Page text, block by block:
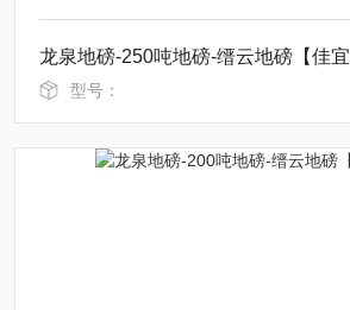
龙泉地磅-250吨地磅-缙云地磅【佳宜
型号：